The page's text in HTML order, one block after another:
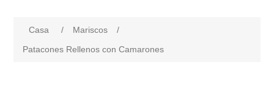
Casa / Mariscos
/
Patacones Rellenos con Camarones